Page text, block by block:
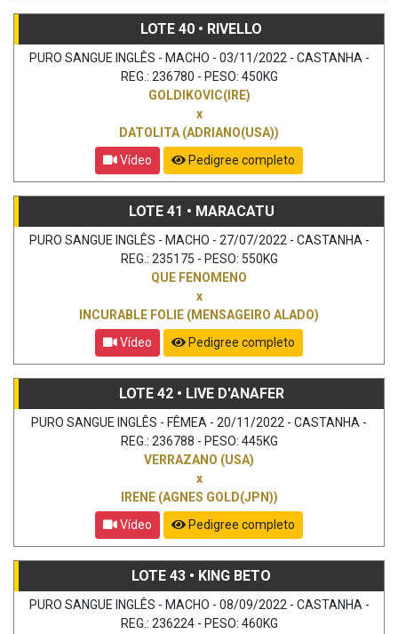
LOTE 40 • RIVELLO
PURO SANGUE INGLÊS - MACHO - 03/11/2022 - CASTANHA -
REG.: 236780 - PESO: 450KG
GOLDIKOVIC(IRE)
x
DATOLITA (ADRIANO(USA))
Vídeo
Pedigree completo
LOTE 41 • MARACATU
PURO SANGUE INGLÊS - MACHO - 27/07/2022 - CASTANHA -
REG.: 235175 - PESO: 550KG
QUE FENOMENO
x
INCURABLE FOLIE (MENSAGEIRO ALADO)
Vídeo
Pedigree completo
LOTE 42 • LIVE D'ANAFER
PURO SANGUE INGLÊS - FÊMEA - 20/11/2022 - CASTANHA -
REG.: 236788 - PESO: 445KG
VERRAZANO (USA)
x
IRENE (AGNES GOLD(JPN))
Vídeo
Pedigree completo
LOTE 43 • KING BETO
PURO SANGUE INGLÊS - MACHO - 08/09/2022 - CASTANHA -
REG.: 236224 - PESO: 460KG